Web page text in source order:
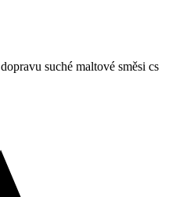
suché maltové směsi cs